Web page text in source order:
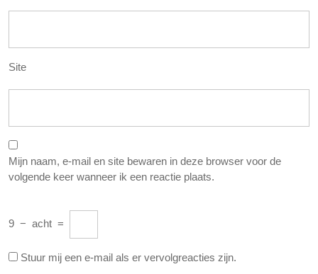
Site
Mijn naam, e-mail en site bewaren in deze browser voor de
volgende keer wanneer ik een reactie plaats.
9 − acht =
Stuur mij een e-mail als er vervolgreacties zijn.